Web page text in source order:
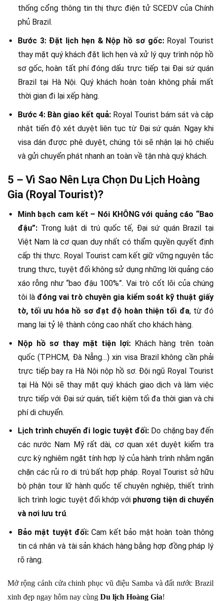
thống cổng thông tin thị thực điện tử SCEDV của Chính
phủ Brazil.
Bước 3: Đặt lịch hẹn & Nộp hồ sơ gốc:Royal Tourist
thay mặt quý khách đặt lịch hẹn và xử lý quy trình nộp hồ
sơ gốc, hoàn tất phí đóng dấu trực tiếp tại Đại sứ quán
Brazil tại Hà Nội. Quý khách hoàn toàn không phải mất
thời gian đi lại xếp hàng.
Bước 4: Bàn giao kết quả:Royal Tourist bám sát và cập
nhật tiến độ xét duyệt liên tục từ Đại sứ quán. Ngay khi
visa dán được phê duyệt, chúng tôi sẽ nhận lại hộ chiếu
và gửi chuyển phát nhanh an toàn về tận nhà quý khách.
5 – Vì Sao Nên Lựa Chọn Du Lịch Hoàng
Gia (Royal Tourist)?
Minh bạch cam kết – Nói KHÔNG với quảng cáo “Bao
đậu”:Trong luật di trú quốc tế, Đại sứ quán Brazil tại
Việt Nam là cơ quan duy nhất có thẩm quyền quyết định
cấp thị thực. Royal Tourist cam kết giữ vững nguyên tắc
trung thực, tuyệt đối không sử dụng những lời quảng cáo
xáo rỗng như “bao đậu 100%”. Vai trò cốt lõi của chúng
tôi là đóng vai trò chuyên gia kiểm soát kỹ thuật giấy
tờ, tối ưu hóa hồ sơ đạt độ hoàn thiện tối đa, từ đó
mang lại tỷ lệ thành công cao nhất cho khách hàng.
Nộp hồ sơ thay mặt tiện lợi:Khách hàng trên toàn
quốc (TP.HCM, Đà Nẵng…) xin visa Brazil không cần phải
trực tiếp bay ra Hà Nội nộp hồ sơ. Đội ngũ Royal Tourist
tại Hà Nội sẽ thay mặt quý khách giao dịch và làm việc
trực tiếp với Đại sứ quán, tiết kiệm tối đa thời gian và chi
phí di chuyển.
Lịch trình chuyến đi logic tuyệt đối: Do chặng bay đến
các nước Nam Mỹ rất dài, cơ quan xét duyệt kiểm tra
cực kỳ nghiêm ngặt tính hợp lý của hành trình nhằm ngăn
chặn các rủi ro di trú bất hợp pháp. Royal Tourist sở hữu
bộ phận tour lữ hành quốc tế chuyên nghiệp, thiết trình
lịch trình logic tuyệt đối khớp với phương tiện di chuyển
và nơi lưu trú.
Bảo mật tuyệt đối: Cam kết bảo mật hoàn toàn thông
tin cá nhân và tài sản khách hàng bằng hợp đồng pháp lý
rõ ràng.
Mở rộng cánh cửa chinh phục vũ điệu Samba và đất nước Brazil
xinh đẹp ngay hôm nay cùng Du lịch Hoàng Gia!